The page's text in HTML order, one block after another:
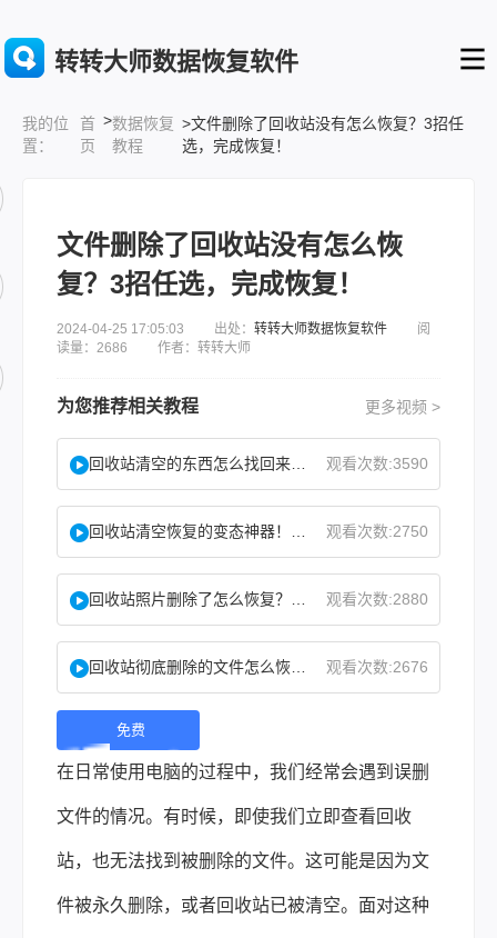
转转大师数据恢复软件
我的位
置：
首
页
>数据恢复
教程
>文件删除了回收站没有怎么恢复？3招任
选，完成恢复！
文件删除了回收站没有怎么恢
复？3招任选，完成恢复！
2024-04-25 17:05:03 出处： 转转大师数据恢复软件 阅
读量：2686 作者：转转大师
为您推荐相关教程 更多视频 >
观看次数:3590
观看次数:2750
观看次数:2880
观看次数:2676
免费
下
载 |
在日常使用电脑的过程中，我们经常会遇到误删
文件的情况。有时候，即使我们立即查看回收
站，也无法找到被删除的文件。这可能是因为文
件被永久删除，或者回收站已被清空。面对这种